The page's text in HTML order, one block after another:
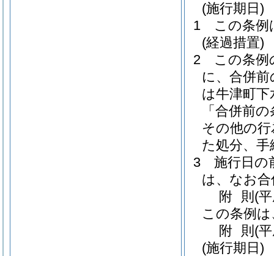
(施行期日)
1
この条例
(経過措置)
2
この条例
に、合併
は牛津町下
「合併前
その他の
た処分、
3
施行日の
は、なお
附 則 (
この条例
附 則 (
(施行期日)